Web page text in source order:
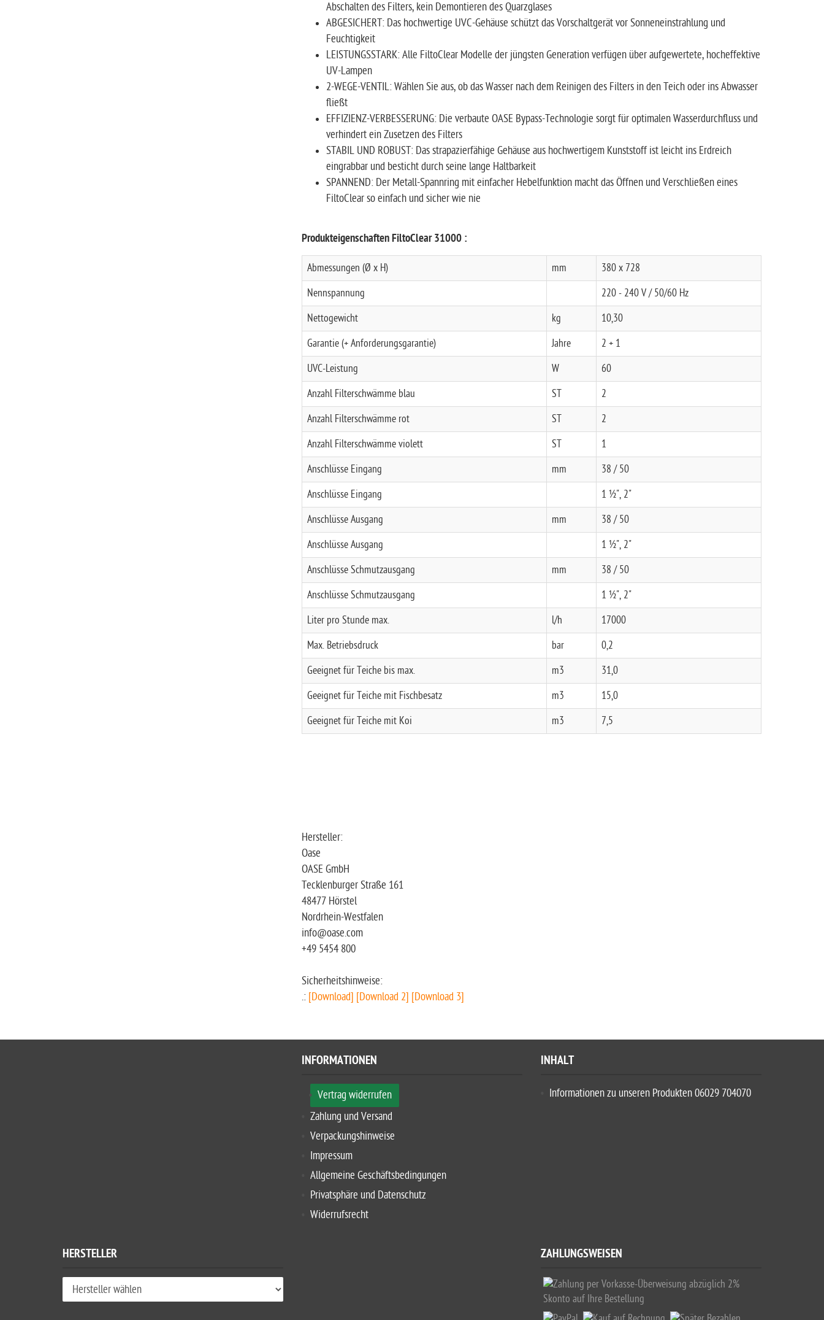
Abschalten des Filters, kein Demontieren des Quarzglases
ABGESICHERT: Das hochwertige UVC-Gehäuse schützt das Vorschaltgerät vor Sonneneinstrahlung und
Feuchtigkeit
LEISTUNGSSTARK: Alle FiltoClear Modelle der jüngsten Generation verfügen über aufgewertete, hocheffektive
UV-Lampen
2-WEGE-VENTIL: Wählen Sie aus, ob das Wasser nach dem Reinigen des Filters in den Teich oder ins Abwasser
fließt
EFFIZIENZ-VERBESSERUNG: Die verbaute OASE Bypass-Technologie sorgt für optimalen Wasserdurchfluss und
verhindert ein Zusetzen des Filters
STABIL UND ROBUST: Das strapazierfähige Gehäuse aus hochwertigem Kunststoff ist leicht ins Erdreich
eingrabbar und besticht durch seine lange Haltbarkeit
SPANNEND: Der Metall-Spannring mit einfacher Hebelfunktion macht das Öffnen und Verschließen eines
FiltoClear so einfach und sicher wie nie
Produkteigenschaften FiltoClear 31000 :
Abmessungen (Ø x H) mm 380 x 728
Nennspannung 220 - 240 V / 50/60 Hz
Nettogewicht kg 10,30
Garantie (+ Anforderungsgarantie) Jahre 2 + 1
UVC-Leistung W 60
Anzahl Filterschwämme blau ST 2
Anzahl Filterschwämme rot ST 2
Anzahl Filterschwämme violett ST 1
Anschlüsse Eingang mm 38 / 50
Anschlüsse Eingang 1 ½", 2"
Anschlüsse Ausgang mm 38 / 50
Anschlüsse Ausgang 1 ½", 2"
Anschlüsse Schmutzausgang mm 38 / 50
Anschlüsse Schmutzausgang 1 ½", 2"
Liter pro Stunde max. l/h 17000
Max. Betriebsdruck bar 0,2
Geeignet für Teiche bis max. m3 31,0
Geeignet für Teiche mit Fischbesatz m3 15,0
Geeignet für Teiche mit Koi m3 7,5
Hersteller:
Oase
OASE GmbH
Tecklenburger Straße 161
48477 Hörstel
Nordrhein-Westfalen
info@oase.com
+49 5454 800
Sicherheitshinweise:
.: [Download] [Download 2] [Download 3]
INFORMATIONEN
Vertrag widerrufen
Zahlung und Versand
Verpackungshinweise
Impressum
Allgemeine Geschäftsbedingungen
Privatsphäre und Datenschutz
Widerrufsrecht
INHALT
Informationen zu unseren Produkten 06029 704070
HERSTELLER ZAHLUNGSWEISEN